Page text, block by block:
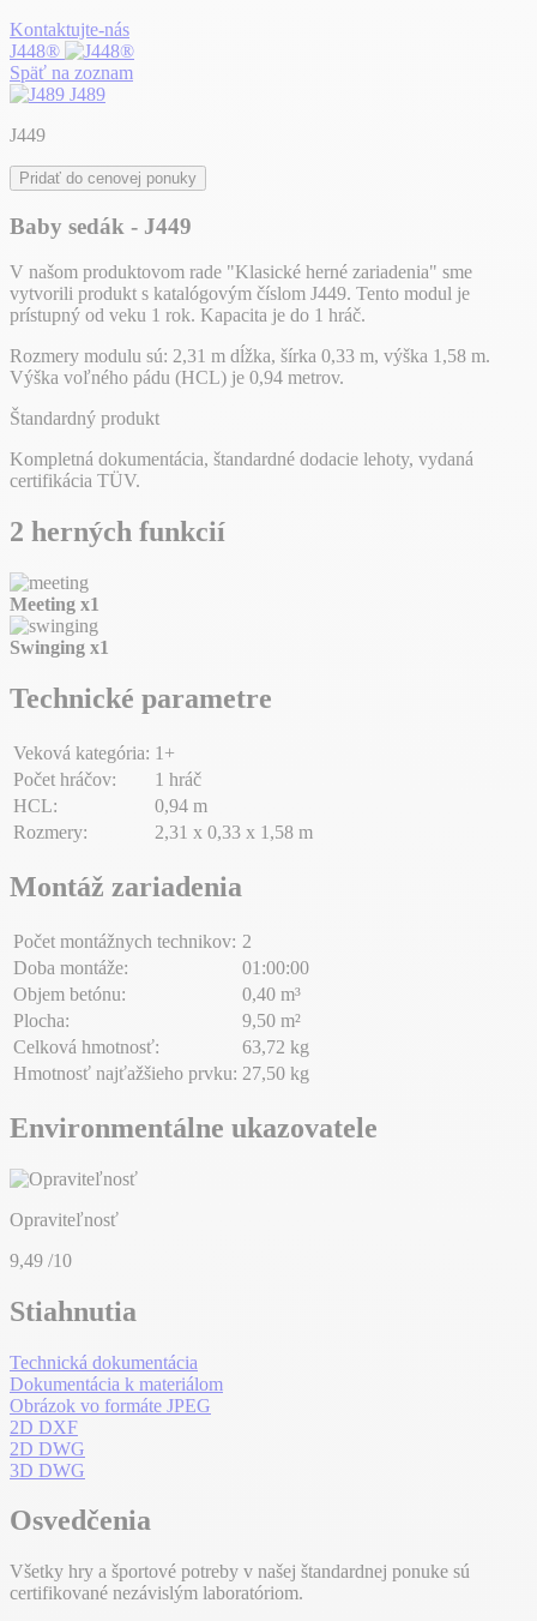
Kontaktujte-nás
J448®
Späť na zoznam
J489
J449
Pridať do cenovej ponuky
Baby sedák - J449
V našom produktovom rade "Klasické herné zariadenia" sme
vytvorili produkt s katalógovým číslom J449. Tento modul je
prístupný od veku 1 rok. Kapacita je do 1 hráč.
Rozmery modulu sú: 2,31 m dĺžka, šírka 0,33 m, výška 1,58 m.
Výška voľného pádu (HCL) je 0,94 metrov.
Štandardný produkt
Kompletná dokumentácia, štandardné dodacie lehoty, vydaná
certifikácia TÜV.
2 herných funkcií
Meeting x1
Swinging x1
Technické parametre
Veková kategória: 1+
Počet hráčov:
1 hráč
HCL:
0,94 m
Rozmery:
2,31 x 0,33 x 1,58 m
Montáž zariadenia
Počet montážnych technikov: 2
Doba montáže:
01:00:00
Objem betónu:
0,40 m³
Plocha:
9,50 m²
Celková hmotnosť:
63,72 kg
Hmotnosť najťažšieho prvku: 27,50 kg
Environmentálne ukazovatele
Opraviteľnosť
9,49 /10
Stiahnutia
Technická dokumentácia
Dokumentácia k materiálom
Obrázok vo formáte JPEG
2D DXF
2D DWG
3D DWG
Osvedčenia
Všetky hry a športové potreby v našej štandardnej ponuke sú
certifikované nezávislým laboratóriom.